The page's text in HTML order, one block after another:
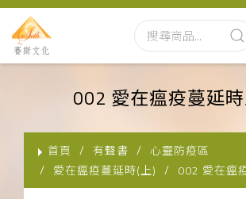
實體出版品
002 愛在瘟疫蔓延
首頁 有聲書
心靈防疫區
愛在瘟疫蔓延時(上)
002 愛在瘟